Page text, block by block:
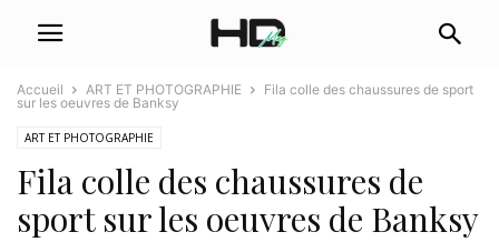
Accueil ART ET PHOTOGRAPHIE
Fila colle des chaussures de sport
sur les oeuvres de Banksy
ART ET PHOTOGRAPHIE
Fila colle des chaussures de
sport sur les oeuvres de Banksy